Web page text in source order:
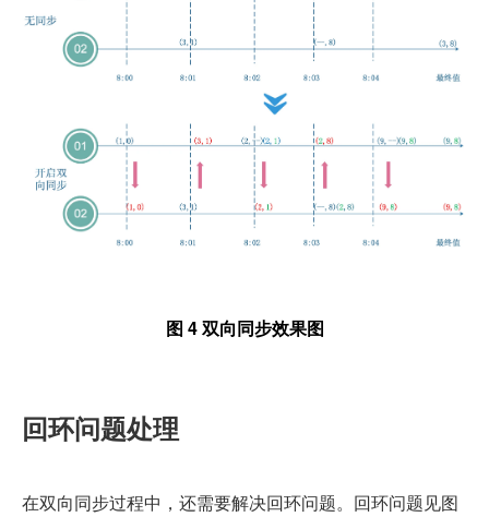
图 4 双向同步效果图
回环问题处理
在双向同步过程中，还需要解决回环问题。回环问题见图